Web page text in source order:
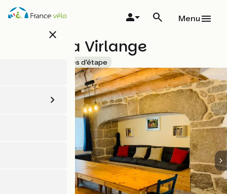
Aller
au
close
Menu
Gîte de la Virlange
Gîtes d'étape